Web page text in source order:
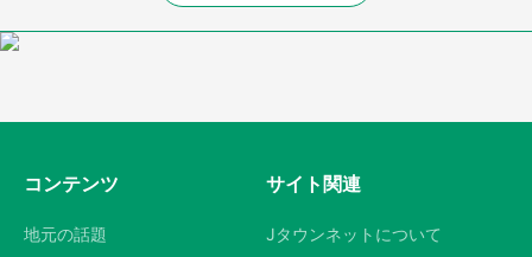
コンテンツ
地元の話題
サイト関連
Jタウンネットについて